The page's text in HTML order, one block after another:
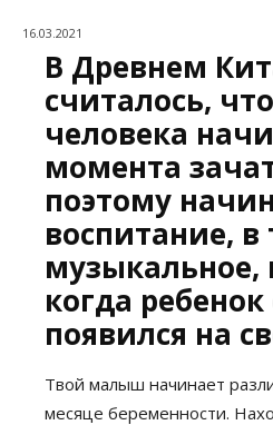
16.03.2021
В Древнем
считалось,
человека
момента
поэтому
воспитание,
музыкальное,
когда
появился на
Твой малыш начинает
месяце беременности.